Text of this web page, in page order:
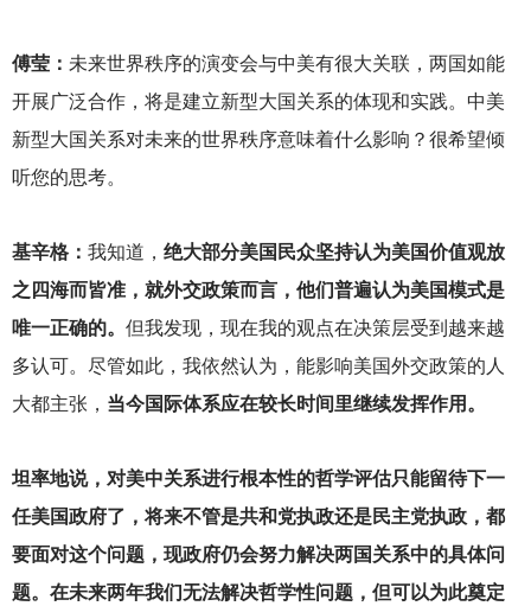
傅莹： 未来世界秩序的演变会与中美有很大关联，两国如能
开展广泛合作，将是建立新型大国关系的体现和实践。中美
新型大国关系对未来的世界秩序意味着什么影响？很希望倾
听您的思考。
基辛格： 我知道， 绝大部分美国民众坚持认为美国价值观放
之四海而皆准，就外交政策而言，他们普遍认为美国模式是
唯一正确的。 但我发现，现在我的观点在决策层受到越来越
多认可。尽管如此，我依然认为，能影响美国外交政策的人
大都主张， 当今国际体系应在较长时间里继续发挥作用。
坦率地说，对美中关系进行根本性的哲学评估只能留待下一
任美国政府了，将来不管是共和党执政还是民主党执政，都
要面对这个问题，现政府仍会努力解决两国关系中的具体问
题。在未来两年我们无法解决哲学性问题，但可以为此奠定